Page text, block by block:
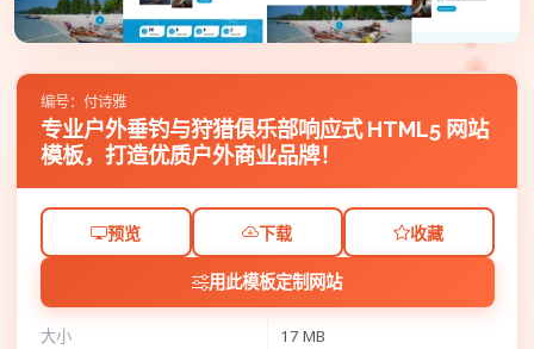
编号：付诗雅
专业户外垂钓与狩猎俱乐部响应式 HTML5 网站
模板，打造优质户外商业品牌！
预览 下载 收藏
用此模板定制网站
大小
17 MB